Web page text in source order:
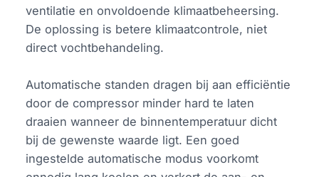
ventilatie en onvoldoende klimaatbeheersing.
De oplossing is betere klimaatcontrole, niet
direct vochtbehandeling.
Automatische standen dragen bij aan efficiëntie
door de compressor minder hard te laten
draaien wanneer de binnentemperatuur dicht
bij de gewenste waarde ligt. Een goed
ingestelde automatische modus voorkomt